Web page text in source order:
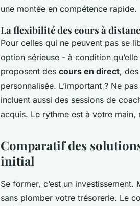
une montée en compétence rapide.
La flexibilité des cours à
Pour celles qui ne peuvent pas se
option sérieuse - à condition
proposent des cours en direct,
personnalisée. L’important ? Ne
incluent aussi des sessions de
acquis. Le rythme est à votre
Comparatif des
initial
Se former, c’est un
sans plomber votre trésorerie. Le